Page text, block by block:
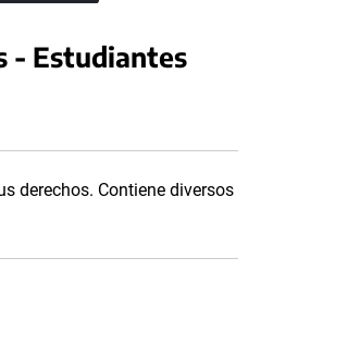
- Estudiantes
derechos. Contiene diversos